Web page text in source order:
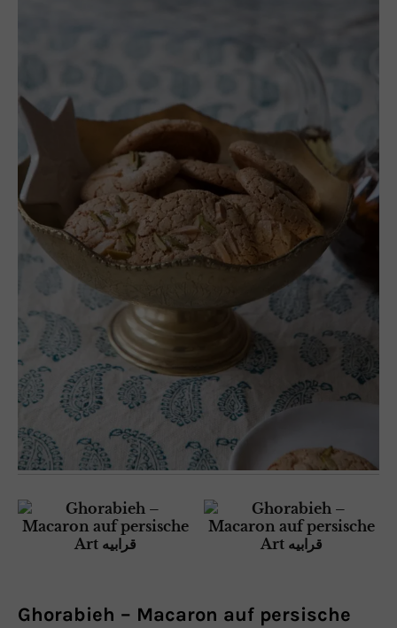
Ghorabieh – Macaron auf persische